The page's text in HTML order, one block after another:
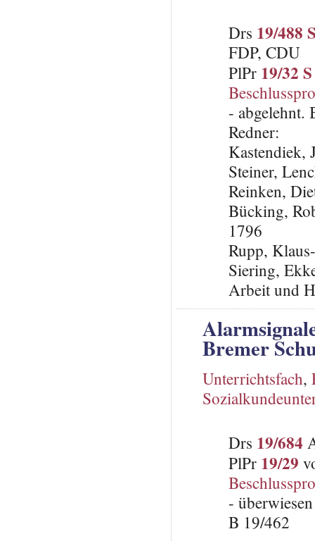
Drs 19/488
FDP, CDU
PlPr 19/32 S
- abgelehnt.
Redner:
Kastendiek,
Steiner,
Reinken,
Bücking,
1796
Rupp,
Siering,
Arbeit und
Bremer
Unterrichtsfach,
Drs 19/684
PlPr 19/29
-
B 19/462